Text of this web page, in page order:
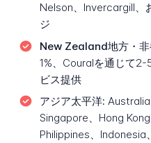
Nelson、Invercargill、
ジ
New Zealand地方・非
1%、Couralを通じて
ビス提供
アジア太平洋: Australia
Singapore、Hong
Philippines、Indonesia